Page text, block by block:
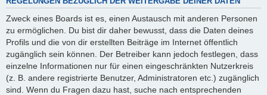
Zweck eines Boards ist es, einen Austausch mit anderen Personen
zu ermöglichen. Du bist dir daher bewusst, dass die Daten deines
Profils und die von dir erstellten Beiträge im Internet öffentlich
zugänglich sein können. Der Betreiber kann jedoch festlegen, dass
einzelne Informationen nur für einen eingeschränkten Nutzerkreis
(z. B. andere registrierte Benutzer, Administratoren etc.) zugänglich
sind. Wenn du Fragen dazu hast, suche nach entsprechenden